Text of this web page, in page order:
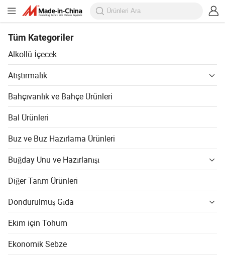
Tüm Kategoriler
Alkollü İçecek
Atıştırmalık
Bahçıvanlık ve Bahçe Ürünleri
Bal Ürünleri
Buz ve Buz Hazırlama Ürünleri
Buğday Unu ve Hazırlanışı
Diğer Tarım Ürünleri
Dondurulmuş Gıda
Ekim için Tohum
Ekonomik Sebze